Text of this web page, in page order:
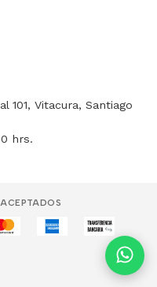
101, Vitacura, Santiago
hrs.